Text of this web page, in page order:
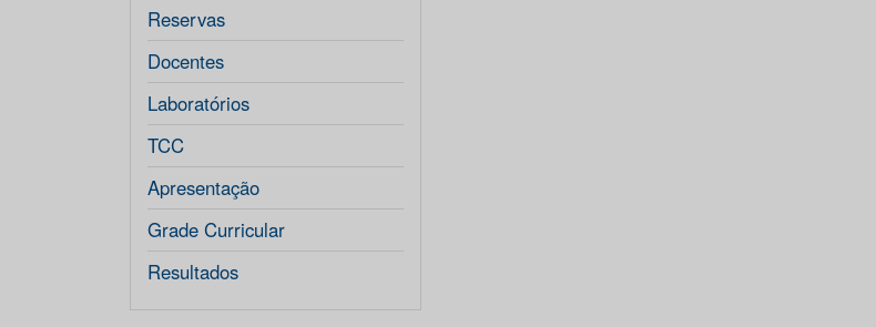
Reservas
Docentes
Laboratórios
TCC
Apresentação
Grade Curricular
Resultados